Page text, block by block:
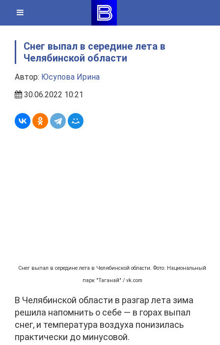
content
Снег выпал в середине лета в
Челябинской области
Автор: Юсупова Ирина
30.06.2022 10:21
Снег выпал в середине лета в Челябинской области. Фото: Национальный
парк "Таганай" / vk.com
В Челябинской области в разгар лета зима
решила напомнить о себе — в горах выпал
снег, и температура воздуха понизилась
практически до минусовой.